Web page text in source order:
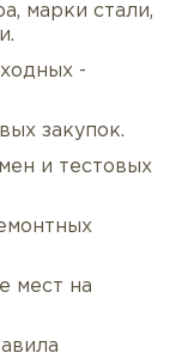
марки стали,
-
закупок.
и тестовых
мест на